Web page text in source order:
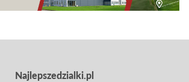
Najlepszedzialki.pl